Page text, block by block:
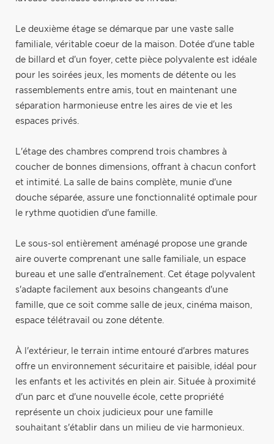
Le deuxième étage se démarque par une vaste salle
familiale, véritable coeur de la maison. Dotée d'une table
de billard et d'un foyer, cette pièce polyvalente est idéale
pour les soirées jeux, les moments de détente ou les
rassemblements entre amis, tout en maintenant une
séparation harmonieuse entre les aires de vie et les
espaces privés.
L'étage des chambres comprend trois chambres à
coucher de bonnes dimensions, offrant à chacun confort
et intimité. La salle de bains complète, munie d'une
douche séparée, assure une fonctionnalité optimale pour
le rythme quotidien d'une famille.
Le sous-sol entièrement aménagé propose une grande
aire ouverte comprenant une salle familiale, un espace
bureau et une salle d'entraînement. Cet étage polyvalent
s'adapte facilement aux besoins changeants d'une
famille, que ce soit comme salle de jeux, cinéma maison,
espace télétravail ou zone détente.
À l'extérieur, le terrain intime entouré d'arbres matures
offre un environnement sécuritaire et paisible, idéal pour
les enfants et les activités en plein air. Située à proximité
d'un parc et d'une nouvelle école, cette propriété
représente un choix judicieux pour une famille
souhaitant s'établir dans un milieu de vie harmonieux.